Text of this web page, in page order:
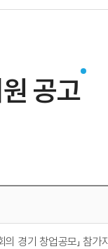
공고
의 경기 창업공모」 참가